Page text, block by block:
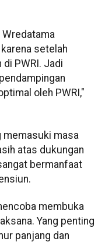
Wredatama
setelah
PWRI. Jadi
oleh PWRI,"
memasuki masa
atas dukungan
bermanfaat
membuka
Yang penting
panjang dan